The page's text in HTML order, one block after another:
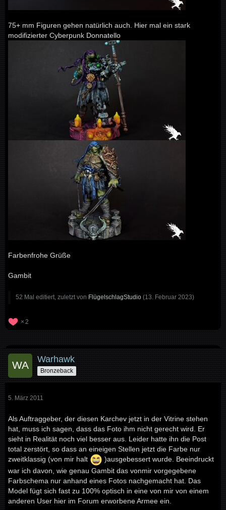
75+ mm Figuren gehen natürlich auch. Hier mal ein stark
modifizierter Cyberpunk Donnatello
Farbenfrohe Grüße
Gambit
52 Mal editiert, zuletzt von FlügelschlagStudio (13. Februar 2023)
2
Warhawk
Bronzeback
5. März 2011
Als Auftraggeber, der diesen Karchev jetzt in der Vitrine stehen
hat, muss ich sagen, dass das Foto ihm nicht gerecht wird. Er
sieht in Realität noch viel besser aus. Leider hatte ihn die Post
total zerstört, so dass an eineigen Stellen jetzt die Farbe nur
zweitklassig (von mir halt
)ausgebessert wurde. Beeindruckt
war ich davon, wie genau Gambit das vonmir vorgegebene
Farbschema nur anhand eines Fotos nachgemacht hat. Das
Model fügt sich fast zu 100% optisch in eine von mir von einem
anderen User hier im Forum erworbene Armee ein.